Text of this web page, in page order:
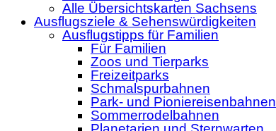
Alle Übersichtskarten Sachsens
Ausflugsziele & Sehenswürdigkeiten
Ausflugstipps für Familien
Für Familien
Zoos und Tierparks
Freizeitparks
Schmalspurbahnen
Park- und Pioniereisenbahnen
Sommerrodelbahnen